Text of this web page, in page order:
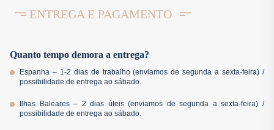
ENTREGA E PAGAMENTO
Quanto tempo demora a entrega?
Espanha – 1-2 dias de trabalho (enviamos de segunda a sexta-feira) /
possibilidade de entrega ao sábado.
Ilhas Baleares – 2 dias úteis (enviamos de segunda a sexta-feira) /
possibilidade de entrega ao sábado.